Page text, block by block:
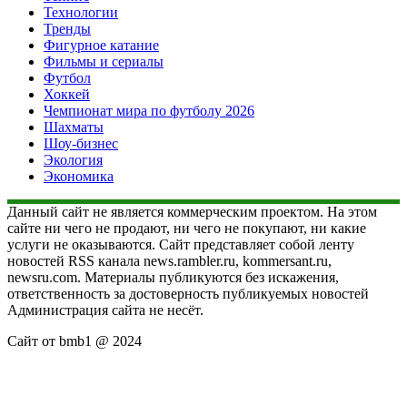
Технологии
Тренды
Фигурное катание
Фильмы и сериалы
Футбол
Хоккей
Чемпионат мира по футболу 2026
Шахматы
Шоу-бизнес
Экология
Экономика
Данный сайт не является коммерческим проектом. На этом
сайте ни чего не продают, ни чего не покупают, ни какие
услуги не оказываются. Сайт представляет собой ленту
новостей RSS канала news.rambler.ru, kommersant.ru,
newsru.com. Материалы публикуются без искажения,
ответственность за достоверность публикуемых новостей
Администрация сайта не несёт.
Сайт от bmb1 @ 2024